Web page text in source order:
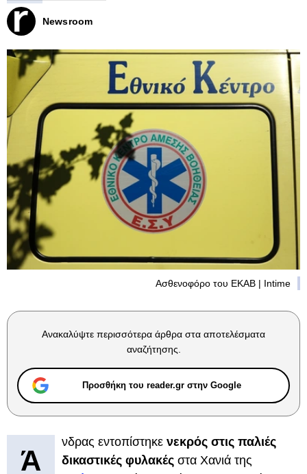
Newsroom
Ασθενοφόρο του ΕΚΑΒ | Intime
Ανακαλύψτε περισσότερα άρθρα στα αποτελέσματα
αναζήτησης.
Προσθήκη του reader.gr στην Google
Ά
νδρας εντοπίστηκε νεκρός στις παλιές
δικαστικές φυλακές στα Χανιά της